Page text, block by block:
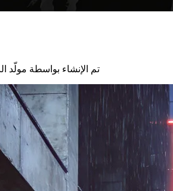
تم الإنشاء بواسطة مولّد